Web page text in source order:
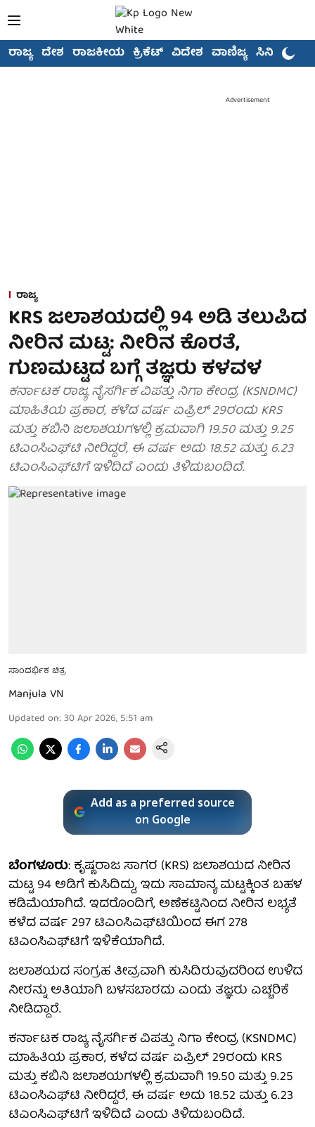
ರಾಜ್ಯ ದೇಶ ರಾಜಕೀಯ ಕ್ರಿಕೆಟ್ ವಿದೇಶ ವಾಣಿಜ್ಯ ಸಿನಿಮಾ
Advertisement
ರಾಜ್ಯ
KRS ಜಲಾಶಯದಲ್ಲಿ 94 ಅಡಿ ತಲುಪಿದ
ನೀರಿನ ಮಟ್ಟ: ನೀರಿನ ಕೊರತೆ,
ಗುಣಮಟ್ಟದ ಬಗ್ಗೆ ತಜ್ಞರು ಕಳವಳ
ಕರ್ನಾಟಕ ರಾಜ್ಯ ನೈಸರ್ಗಿಕ ವಿಪತ್ತು ನಿಗಾ ಕೇಂದ್ರ (KSNDMC)
ಮಾಹಿತಿಯ ಪ್ರಕಾರ, ಕಳೆದ ವರ್ಷ ಏಪ್ರಿಲ್ 29ರಂದು KRS
ಮತ್ತು ಕಬಿನಿ ಜಲಾಶಯಗಳಲ್ಲಿ ಕ್ರಮವಾಗಿ 19.50 ಮತ್ತು 9.25
ಟಿಎಂಸಿಎಫ್‌ಟಿ ನೀರಿದ್ದರೆ, ಈ ವರ್ಷ ಅದು 18.52 ಮತ್ತು 6.23
ಟಿಎಂಸಿಎಫ್‌ಟಿಗೆ ಇಳಿದಿದೆ ಎಂದು ತಿಳಿದುಬಂದಿದೆ.
ಸಾಂದರ್ಭಿಕ ಚಿತ್ರ
Manjula VN
Updated on: 30 Apr 2026, 5:51 am
Add as a preferred source
on Google
ಬೆಂಗಳೂರು: ಕೃಷ್ಣರಾಜ ಸಾಗರ (KRS) ಜಲಾಶಯದ ನೀರಿನ
ಮಟ್ಟ 94 ಅಡಿಗೆ ಕುಸಿದಿದ್ದು, ಇದು ಸಾಮಾನ್ಯ ಮಟ್ಟಕ್ಕಿಂತ ಬಹಳ
ಕಡಿಮೆಯಾಗಿದೆ. ಇದರೊಂದಿಗೆ, ಅಣೆಕಟ್ಟಿನಿಂದ ನೀರಿನ ಲಭ್ಯತೆ
ಕಳೆದ ವರ್ಷ 297 ಟಿಎಂಸಿಎಫ್‌ಟಿಯಿಂದ ಈಗ 278
ಟಿಎಂಸಿಎಫ್‌ಟಿಗೆ ಇಳಿಕೆಯಾಗಿದೆ.
ಜಲಾಶಯದ ಸಂಗ್ರಹ ತೀವ್ರವಾಗಿ ಕುಸಿದಿರುವುದರಿಂದ ಉಳಿದ
ನೀರನ್ನು ಅತಿಯಾಗಿ ಬಳಸಬಾರದು ಎಂದು ತಜ್ಞರು ಎಚ್ಚರಿಕೆ
ನೀಡಿದ್ದಾರೆ.
ಕರ್ನಾಟಕ ರಾಜ್ಯ ನೈಸರ್ಗಿಕ ವಿಪತ್ತು ನಿಗಾ ಕೇಂದ್ರ (KSNDMC)
ಮಾಹಿತಿಯ ಪ್ರಕಾರ, ಕಳೆದ ವರ್ಷ ಏಪ್ರಿಲ್ 29ರಂದು KRS
ಮತ್ತು ಕಬಿನಿ ಜಲಾಶಯಗಳಲ್ಲಿ ಕ್ರಮವಾಗಿ 19.50 ಮತ್ತು 9.25
ಟಿಎಂಸಿಎಫ್‌ಟಿ ನೀರಿದ್ದರೆ, ಈ ವರ್ಷ ಅದು 18.52 ಮತ್ತು 6.23
ಟಿಎಂಸಿಎಫ್‌ಟಿಗೆ ಇಳಿದಿದೆ ಎಂದು ತಿಳಿದುಬಂದಿದೆ.